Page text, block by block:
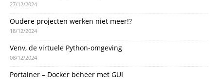
27/12/2024
Oudere projecten werken niet meer!?
18/12/2024
Venv, de virtuele Python-omgeving
08/12/2024
Portainer – Docker beheer met GUI